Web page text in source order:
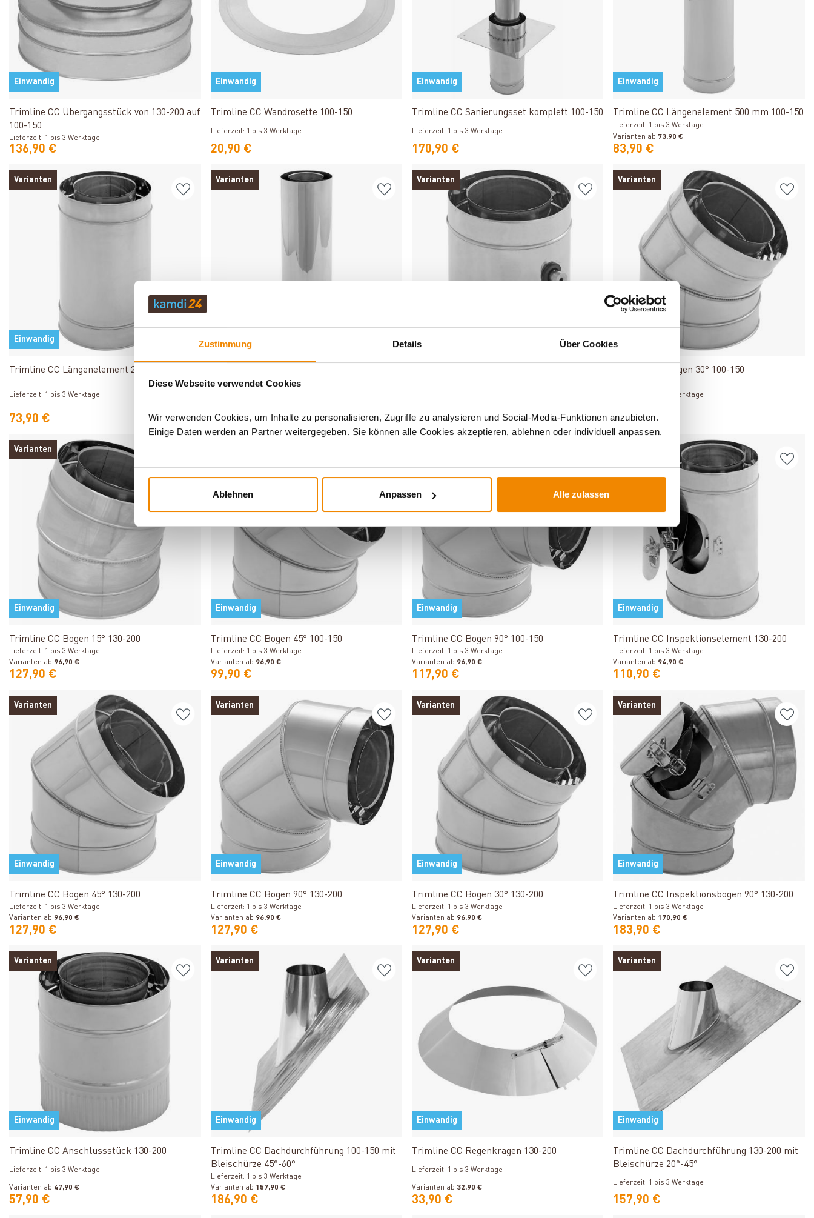
Zustimmung Details Über Cookies
Diese Webseite verwendet Cookies
Wir verwenden Cookies, um Inhalte zu personalisieren, Zugriffe zu analysieren und Social-Media-Funktionen anzubieten.
Einige Daten werden an Partner weitergegeben. Sie können alle Cookies akzeptieren, ablehnen oder individuell anpassen.
Ablehnen Anpassen Alle zulassen
Einwandig
Trimline CC Übergangsstück von 130-200 auf
100-150
Lieferzeit: 1 bis 3 Werktage
136,90 €
Einwandig
Trimline CC Wandrosette 100-150
Lieferzeit: 1 bis 3 Werktage
20,90 €
Einwandig
Produkt ansehen
Trimline CC Sanierungsset komplett 100-150
Lieferzeit: 1 bis 3 Werktage
170,90 €
Einwandig
Produkt ansehen
Trimline CC Längenelement 500 mm 100-150
Lieferzeit: 1 bis 3 Werktage
Varianten ab 73,90 €
83,90 €
Varianten
Einwandig
Produkt ansehen
Trimline CC Längenelement 250 mm 100-150
Lieferzeit: 1 bis 3 Werktage
73,90 €
Varianten
Einwandig
200
106,90 €
Varianten
91,90 €
Varianten
Produkt ansehen
Trimline CC Bogen 30° 100-150
Lieferzeit: 1 bis 3 Werktage
96,90 €
Varianten
Einwandig
Produkt ansehen
Trimline CC Bogen 15° 130-200
Lieferzeit: 1 bis 3 Werktage
Varianten ab 96,90 €
127,90 €
Einwandig
Produkt ansehen
Trimline CC Bogen 45° 100-150
Lieferzeit: 1 bis 3 Werktage
Varianten ab 96,90 €
99,90 €
Einwandig
Produkt ansehen
Trimline CC Bogen 90° 100-150
Lieferzeit: 1 bis 3 Werktage
Varianten ab 96,90 €
117,90 €
Einwandig
Produkt ansehen
Trimline CC Inspektionselement 130-200
Lieferzeit: 1 bis 3 Werktage
Varianten ab 94,90 €
110,90 €
Varianten
Einwandig
Produkt ansehen
Trimline CC Bogen 45° 130-200
Lieferzeit: 1 bis 3 Werktage
Varianten ab 96,90 €
127,90 €
Varianten
Einwandig
Produkt ansehen
Trimline CC Bogen 90° 130-200
Lieferzeit: 1 bis 3 Werktage
Varianten ab 96,90 €
127,90 €
Varianten
Einwandig
Produkt ansehen
Trimline CC Bogen 30° 130-200
Lieferzeit: 1 bis 3 Werktage
Varianten ab 96,90 €
127,90 €
Varianten
Einwandig
Produkt ansehen
Trimline CC Inspektionsbogen 90° 130-200
Lieferzeit: 1 bis 3 Werktage
Varianten ab 170,90 €
183,90 €
Varianten
Einwandig
Produkt ansehen
Trimline CC Anschlussstück 130-200
Lieferzeit: 1 bis 3 Werktage
Varianten ab 47,90 €
57,90 €
Varianten
Einwandig
Trimline CC Dachdurchführung 100-150 mit
Bleischürze 45°-60°
Lieferzeit: 1 bis 3 Werktage
Varianten ab 157,90 €
186,90 €
Varianten
Einwandig
Trimline CC Regenkragen 130-200
Lieferzeit: 1 bis 3 Werktage
Varianten ab 32,90 €
33,90 €
Varianten
Einwandig
Trimline CC Dachdurchführung 130-200 mit
Bleischürze 20°-45°
Lieferzeit: 1 bis 3 Werktage
157,90 €